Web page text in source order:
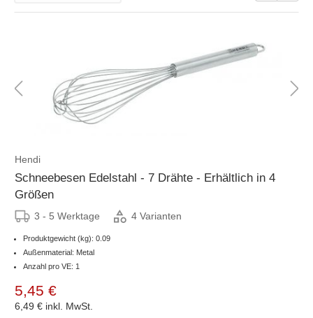
Hendi
Schneebesen Edelstahl - 7 Drähte - Erhältlich in 4
Größen
3 - 5 Werktage 4 Varianten
Produktgewicht (kg): 0.09
Außenmaterial: Metal
Anzahl pro VE: 1
5,45 €
6,49 € inkl. MwSt.